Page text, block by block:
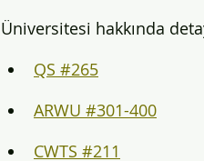
Üniversitesi hakkında
QS #265
ARWU #301-400
CWTS #211